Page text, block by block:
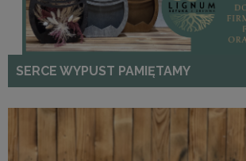
SERCE WYPUST PAMIĘTAMY